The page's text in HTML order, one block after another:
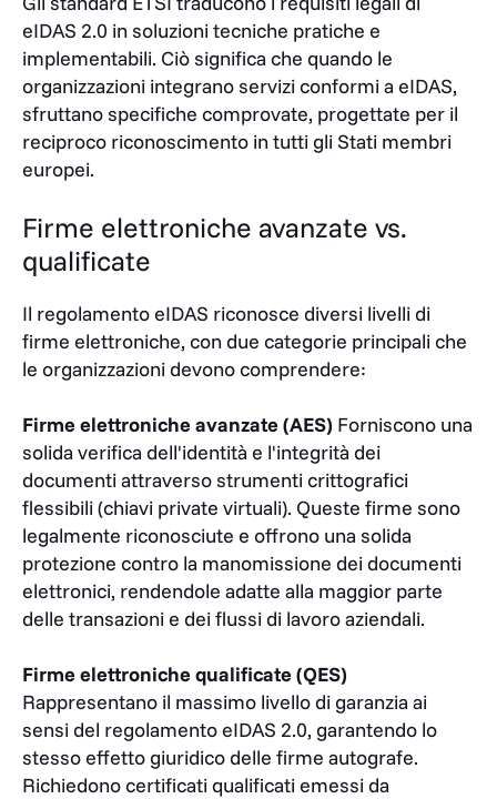
eIDAS 2.0 in soluzioni tecniche pratiche e
implementabili. Ciò significa che quando le
organizzazioni integrano servizi conformi a eIDAS,
sfruttano specifiche comprovate, progettate per il
reciproco riconoscimento in tutti gli Stati membri
europei.
Firme elettroniche avanzate vs.
qualificate
Il regolamento eIDAS riconosce diversi livelli di
firme elettroniche, con due categorie principali che
le organizzazioni devono comprendere:
Firme elettroniche avanzate (AES) Forniscono una
solida verifica dell'identità e l'integrità dei
documenti attraverso strumenti crittografici
flessibili (chiavi private virtuali). Queste firme sono
legalmente riconosciute e offrono una solida
protezione contro la manomissione dei documenti
elettronici, rendendole adatte alla maggior parte
delle transazioni e dei flussi di lavoro aziendali.
Firme elettroniche qualificate (QES)
Rappresentano il massimo livello di garanzia ai
sensi del regolamento eIDAS 2.0, garantendo lo
stesso effetto giuridico delle firme autografe.
Richiedono certificati qualificati emessi da